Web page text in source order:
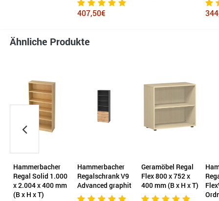
407,50€
Ähnliche Produkte
Hammerbacher
Regal Solid 1.000
x 2.004 x 400 mm
(B x H x T)
Hammerbacher
Regalschrank V9
Advanced graphit
Geramöbel Regal
Flex 800 x 752 x
400 mm (B x H x T)